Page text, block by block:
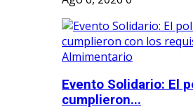
Evento Solidario: El
cumplieron...